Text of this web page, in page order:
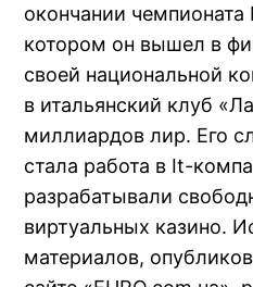
окончании чемпионата
котором он вышел в
своей национальной
в итальянский клуб
миллиардов лир. Его
стала работа в It-
разрабатывали
виртуальных казино.
материалов,